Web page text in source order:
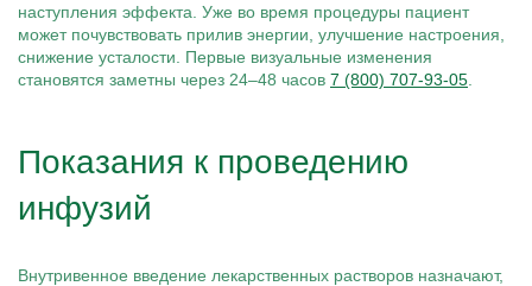
наступления эффекта. Уже во время процедуры пациент
может почувствовать прилив энергии, улучшение настроения,
снижение усталости. Первые визуальные изменения
становятся заметны через 24–48 часов 7 (800) 707-93-05
Показания к проведению
инфузий
Внутривенное введение лекарственных растворов назначают,